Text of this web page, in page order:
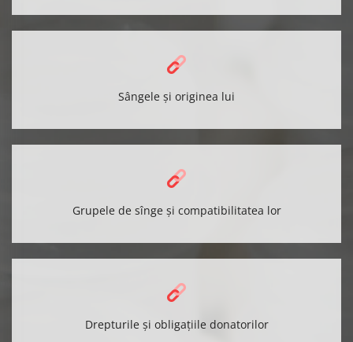
Sângele și originea lui
Grupele de sînge şi compatibilitatea lor
Drepturile și obligațiile donatorilor